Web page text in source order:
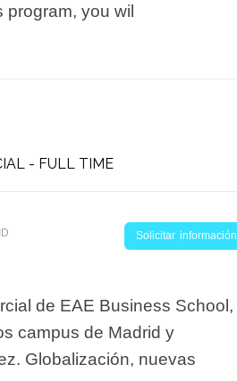
you wil
- FULL TIME
Solicitar información
de EAE Business School,
campus de Madrid y
Globalización, nuevas